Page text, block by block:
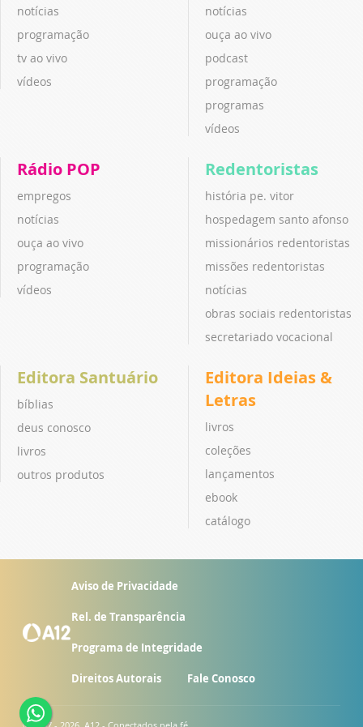
notícias
programação
tv ao vivo
vídeos
notícias
ouça ao vivo
podcast
programação
programas
vídeos
Rádio POP
empregos
notícias
ouça ao vivo
programação
vídeos
Redentoristas
história pe. vitor
hospedagem santo afonso
missionários redentoristas
missões redentoristas
notícias
obras sociais redentoristas
secretariado vocacional
Editora Santuário
bíblias
deus conosco
livros
outros produtos
Editora Ideias &
Letras
livros
coleções
lançamentos
ebook
catálogo
Aviso de Privacidade
Rel. de Transparência
Programa de Integridade
Direitos Autorais Fale Conosco